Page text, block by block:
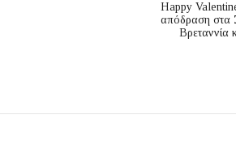
Happy
απόδραση στα
Βρεταννία